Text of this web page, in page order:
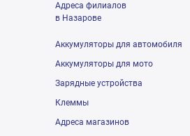
Адреса филиалов
в Назарове
Аккумуляторы для автомобиля
Аккумуляторы для мото
Зарядные устройства
Клеммы
Адреса магазинов